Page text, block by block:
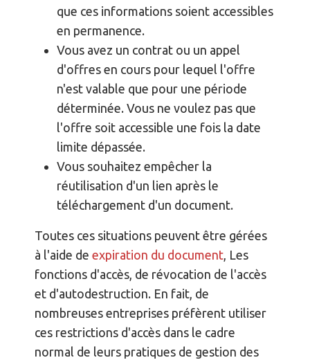
que ces informations soient accessibles
en permanence.
Vous avez un contrat ou un appel
d'offres en cours pour lequel l'offre
n'est valable que pour une période
déterminée. Vous ne voulez pas que
l'offre soit accessible une fois la date
limite dépassée.
Vous souhaitez empêcher la
réutilisation d'un lien après le
téléchargement d'un document.
Toutes ces situations peuvent être gérées
à l'aide de expiration du document, Les
fonctions d'accès, de révocation de l'accès
et d'autodestruction. En fait, de
nombreuses entreprises préfèrent utiliser
ces restrictions d'accès dans le cadre
normal de leurs pratiques de gestion des